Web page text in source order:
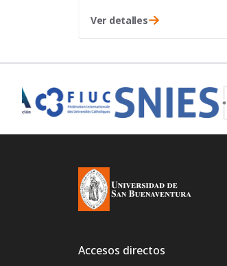
Ver detalles
Accesos directos